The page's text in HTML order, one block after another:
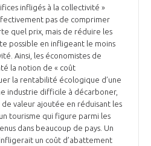
infligés à la collectivité »
pas de comprimer
quel prix, mais de réduire les
possible en infligeant le moins
Ainsi, les économistes de
la notion de « coût
la rentabilité écologique d’une
industrie difficile à décarboner,
valeur ajoutée en réduisant les
tourisme qui figure parmi les
dans beaucoup de pays. Un
un coût d’abattement